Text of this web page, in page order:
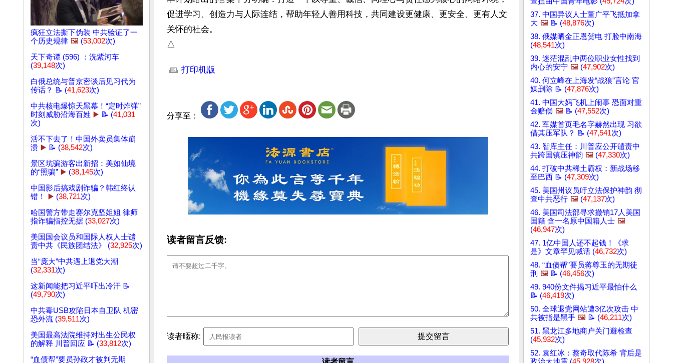
疯狂立法撕下伪装 中共验证了一
个历史规律 🖼️ (53,002次)
天下奇谭 (596) ：洗紫河车
(39,148次)
白俄总统与普京密谈后见习代为
传话？ 📝 (41,623次)
中共核电爆惊天黑幕！“定时炸弹”
时刻威胁沿海百姓 ▶️ 📝 (41,031
次)
活不下去了！中国外卖员集体崩
溃 ▶️ 📝 (38,542次)
景区坑骗游客出新招：美如仙境
的“照骗” ▶️ (38,145次)
中国影后搞戏剧诈骗？韩红终认
错！
▶️ (38,721次)
哈国警方带走赛尔克坚姐姐 律师
指诈骗指控无据 (33,027次)
美国国会议员和国际人权人士谴
责中共《民族团结法》 (32,925次)
当“庞大”中共遇上退党大潮
(32,331次)
这新闻能把习近平吓出冷汗 📝
(49,790次)
中共毒USB攻陷日本自卫队 机密
恐外流 (39,511次)
美国最高法院维持对出生公民权
的解释 川普回应 📝 (33,812次)
“血债帮”要员孙政才被判无期
促进学习、创造力与人际连结，帮助年轻人善用科技，共同建设更健康、更安全、更有人文
关怀的社会。
△
打印机版
分享至：
读者留言反馈:
读者暱称:
37. 中国异议人士董广平飞抵加拿
大 🖼️ 📝 (48,876次)
38. 俄媒晒金正恩贺电 打脸中南海
(48,541次)
39. 迷茫混乱中两位职业女性找到
内心的安宁 🖼️ (47,902次)
40. 何立峰在上海发“战狼”言论 官
媒删除 📝 (47,876次)
41. 中国大妈飞机上闹事 恐面对重
金赔偿 🖼️ 📝 (47,552次)
42. 军媒首页毛名字赫然出现 习欲
借其压军队？ 📝 (47,541次)
43. 智库主任：川普应公开谴责中
共跨国镇压神韵 🖼️ (47,330次)
44. 打破中共稀土霸权：新战场移
至巴西 📝 (47,309次)
45. 美国州议员吁立法保护神韵 彻
查中共恶行 🖼️ (47,137次)
46. 美国司法部寻求撤销17人美国
国籍 含一名原中国籍人士 🖼️
(46,947次)
47. 1亿中国人还不起钱！《求
是》文章罕见喊话 (46,732次)
48. “血债帮”要员蒋尊玉的无期徒
刑 🖼️ 📝 (46,456次)
49. 940份文件揭习近平最怕什么
📝 (46,419次)
50. 全球退党网站遭3亿次攻击 中
共被指是黑手 🖼️ 📝 (46,211次)
51. 黑龙江多地商户关门避检查
(45,932次)
52. 袁红冰：蔡奇取代陈希 背后是